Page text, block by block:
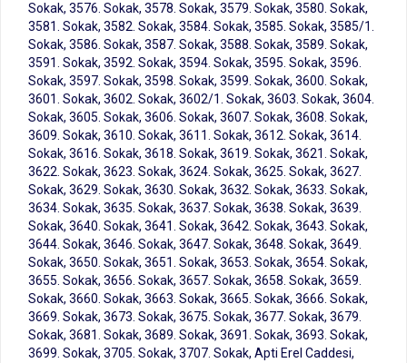
Sokak, 3576. Sokak, 3578. Sokak, 3579. Sokak, 3580. Sokak,
3581. Sokak, 3582. Sokak, 3584. Sokak, 3585. Sokak, 3585/1.
Sokak, 3586. Sokak, 3587. Sokak, 3588. Sokak, 3589. Sokak,
3591. Sokak, 3592. Sokak, 3594. Sokak, 3595. Sokak, 3596.
Sokak, 3597. Sokak, 3598. Sokak, 3599. Sokak, 3600. Sokak,
3601. Sokak, 3602. Sokak, 3602/1. Sokak, 3603. Sokak, 3604.
Sokak, 3605. Sokak, 3606. Sokak, 3607. Sokak, 3608. Sokak,
3609. Sokak, 3610. Sokak, 3611. Sokak, 3612. Sokak, 3614.
Sokak, 3616. Sokak, 3618. Sokak, 3619. Sokak, 3621. Sokak,
3622. Sokak, 3623. Sokak, 3624. Sokak, 3625. Sokak, 3627.
Sokak, 3629. Sokak, 3630. Sokak, 3632. Sokak, 3633. Sokak,
3634. Sokak, 3635. Sokak, 3637. Sokak, 3638. Sokak, 3639.
Sokak, 3640. Sokak, 3641. Sokak, 3642. Sokak, 3643. Sokak,
3644. Sokak, 3646. Sokak, 3647. Sokak, 3648. Sokak, 3649.
Sokak, 3650. Sokak, 3651. Sokak, 3653. Sokak, 3654. Sokak,
3655. Sokak, 3656. Sokak, 3657. Sokak, 3658. Sokak, 3659.
Sokak, 3660. Sokak, 3663. Sokak, 3665. Sokak, 3666. Sokak,
3669. Sokak, 3673. Sokak, 3675. Sokak, 3677. Sokak, 3679.
Sokak, 3681. Sokak, 3689. Sokak, 3691. Sokak, 3693. Sokak,
3699. Sokak, 3705. Sokak, 3707. Sokak, Apti Erel Caddesi,